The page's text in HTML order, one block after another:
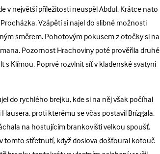
v největší příležitosti neuspěl Abdul. Krátce nato
Vzápětí si najel do slibné možnosti
směrem. Pohotovým pokusem z otočky si na
Pozornost Hrachoviny poté prověřila druhé
Klímou. Poprvé rozvlnit síť v kladenské svatyni
do rychlého brejku, kde si na něj však počíhal
proti kterému se včas postavil Brízgala.
na hostujícím brankovišti velkou spoušť.
tomto střetnutí, když doslova došťoural kotouč